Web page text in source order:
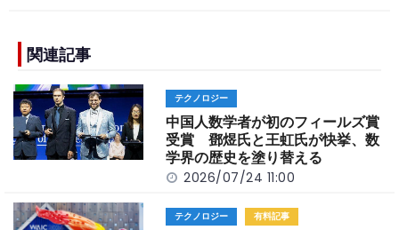
e
b
o
o
k
n
k
関連記事
テクノロジー
中国人数学者が初のフィールズ賞
受賞 鄧煜氏と王虹氏が快挙、数
学界の歴史を塗り替える
2026/07/24 11:00
テクノロジー 有料記事